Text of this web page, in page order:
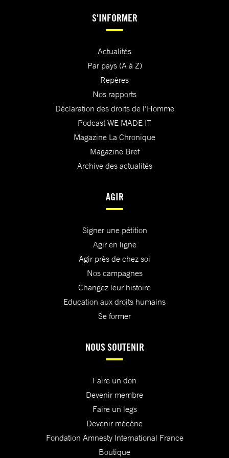
S'INFORMER
Actualités
Par pays (A à Z)
Repères
Nos rapports
Déclaration des droits de l'Homme
Podcast WE MADE IT
Magazine La Chronique
Magazine Bref
Archive des actualités
AGIR
Signer une pétition
Agir en ligne
Agir près de chez soi
Nos campagnes
Changez leur histoire
Education aux droits humains
Se former
NOUS SOUTENIR
Faire un don
Devenir membre
Faire un legs
Devenir mécène
Fondation Amnesty International France
Boutique